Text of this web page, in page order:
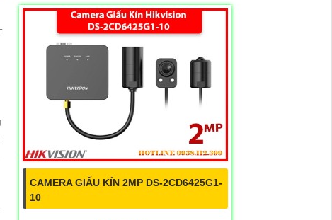
CAMERA GIẤU KÍN 2MP DS-2CD6425G1-
10